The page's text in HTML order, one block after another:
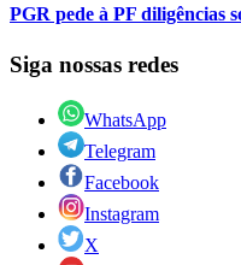
PGR pede à PF diligências
Siga nossas redes
WhatsApp
Telegram
Facebook
Instagram
X